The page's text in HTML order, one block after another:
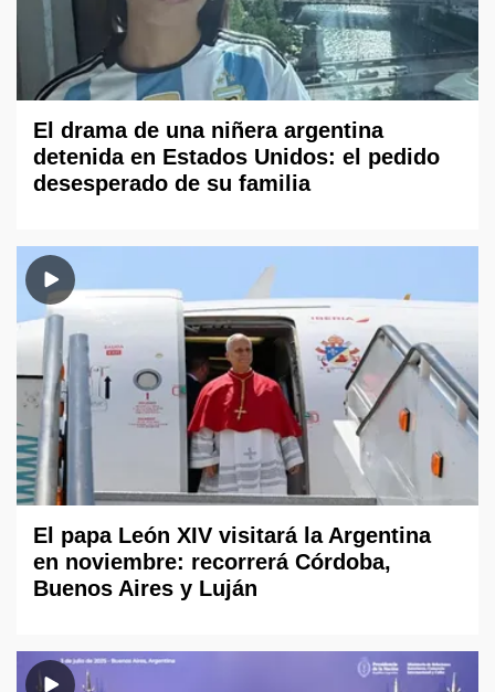
El drama de una niñera argentina
detenida en Estados Unidos: el pedido
desesperado de su familia
El papa León XIV visitará la Argentina
en noviembre: recorrerá Córdoba,
Buenos Aires y Luján